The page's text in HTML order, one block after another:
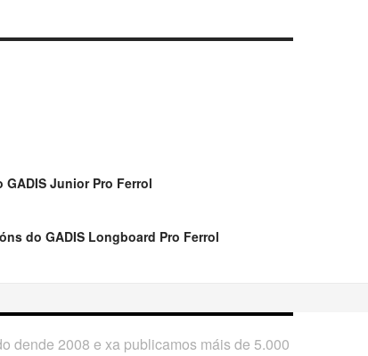
Junior Pro Ferrol
do GADIS Longboard Pro Ferrol
dende 2008 e xa publicamos máis de 5.000